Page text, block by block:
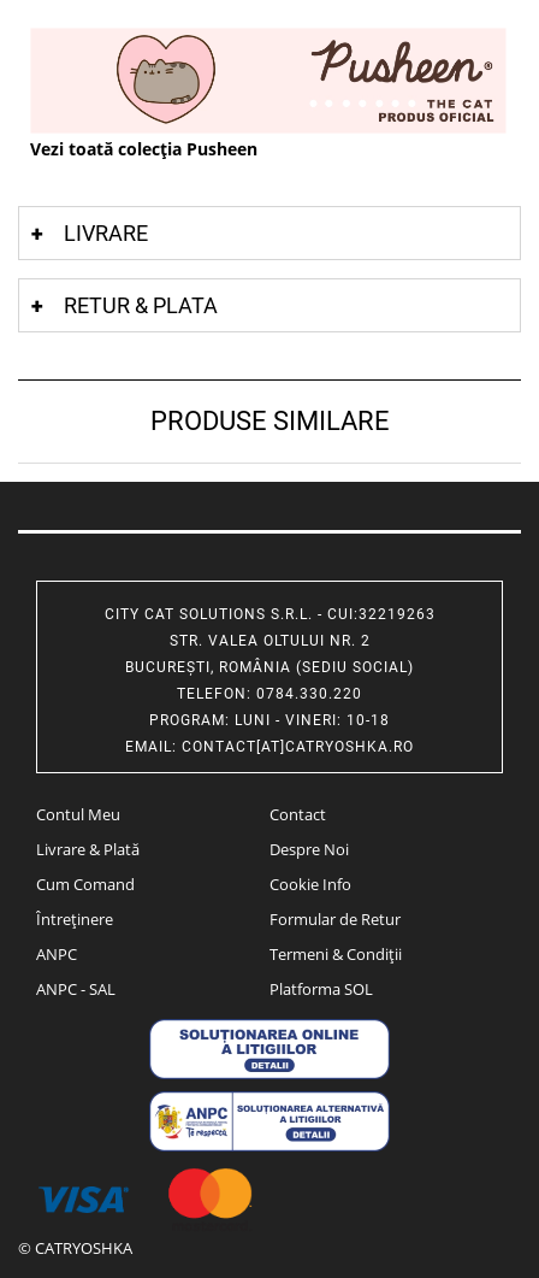
Vezi toată colecția Pusheen
LIVRARE
RETUR & PLATA
PRODUSE SIMILARE
CITY CAT SOLUTIONS S.R.L. - CUI:32219263
STR. VALEA OLTULUI NR. 2
BUCUREȘTI, ROMÂNIA (SEDIU SOCIAL)
TELEFON : 0784.330.220
PROGRAM: LUNI - VINERI: 10-18
EMAIL: CONTACT[AT]CATRYOSHKA.RO
Contul Meu
Livrare & Plată
Cum Comand
Întreținere
ANPC
ANPC - SAL
Contact
Despre Noi
Cookie Info
Formular de Retur
Termeni & Condiții
Platforma SOL
© CATRYOSHKA